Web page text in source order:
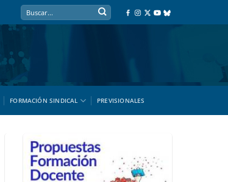
FORMACIÓN SINDICAL PREVISIONALES